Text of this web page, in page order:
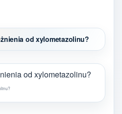
od xylometazolinu?